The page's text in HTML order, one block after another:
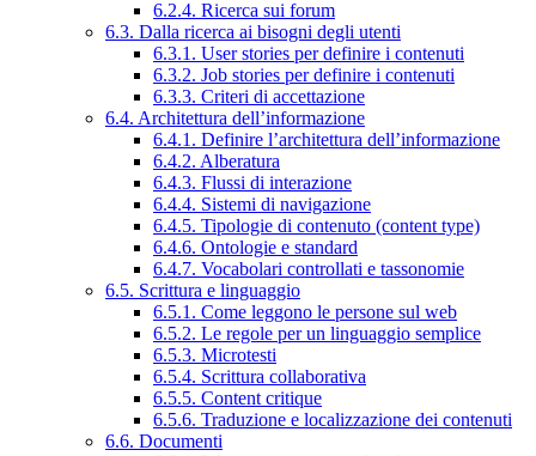
6.2.4. Ricerca sui forum
6.3. Dalla ricerca ai bisogni degli utenti
6.3.1. User stories per definire i contenuti
6.3.2. Job stories per definire i contenuti
6.3.3. Criteri di accettazione
6.4. Architettura dell’informazione
6.4.1. Definire l’architettura dell’informazione
6.4.2. Alberatura
6.4.3. Flussi di interazione
6.4.4. Sistemi di navigazione
6.4.5. Tipologie di contenuto (content type)
6.4.6. Ontologie e standard
6.4.7. Vocabolari controllati e tassonomie
6.5. Scrittura e linguaggio
6.5.1. Come leggono le persone sul web
6.5.2. Le regole per un linguaggio semplice
6.5.3. Microtesti
6.5.4. Scrittura collaborativa
6.5.5. Content critique
6.5.6. Traduzione e localizzazione dei contenuti
6.6. Documenti